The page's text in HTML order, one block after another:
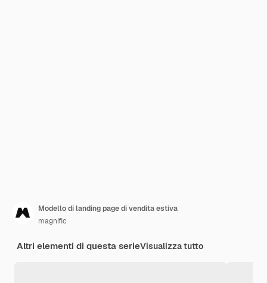
Modello di landing page di vendita estiva
magnific
Altri elementi di questa serieVisualizza tutto